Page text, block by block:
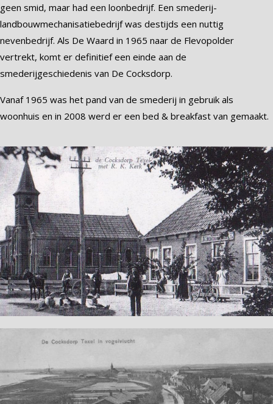
geen smid, maar had een loonbedrijf. Een smederij-
landbouwmechanisatiebedrijf was destijds een nuttig
nevenbedrijf. Als De Waard in 1965 naar de Flevopolder
vertrekt, komt er definitief een einde aan de
smederijgeschiedenis van De Cocksdorp.
Vanaf 1965 was het pand van de smederij in gebruik als
woonhuis en in 2008 werd er een bed & breakfast van gemaakt.